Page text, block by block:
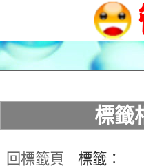
標籤
回標籤頁
標籤：